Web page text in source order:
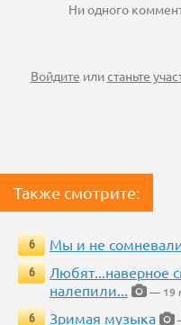
Ни одного
Войдите илистаньте
Также смотрите:
6 Мы и не
6
Любят...наверное
налепили...
— 19
6
Зримая музыка